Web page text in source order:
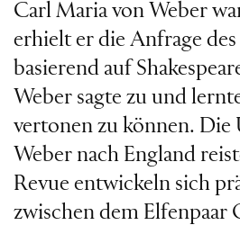
Carl Maria von Weber
erhielt er die Anfrage
basierend auf
Weber sagte zu und
vertonen zu können.
Weber nach England
Revue entwickeln sich
zwischen dem Elfenpaar